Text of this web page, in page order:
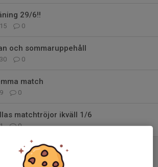
29/6!!
0
och sommaruppehåll
0
match
0
matchtröjor ikväll 1/6
0
0